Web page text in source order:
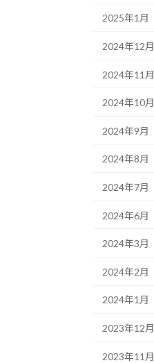
2025年1月
2024年12月
2024年11月
2024年10月
2024年9月
2024年8月
2024年7月
2024年6月
2024年3月
2024年2月
2024年1月
2023年12月
2023年11月